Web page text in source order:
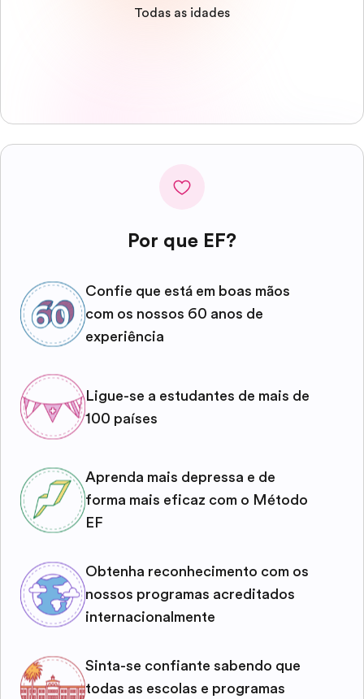
Todas as idades
Por que EF?
Confie que está em boas mãos
com os nossos 60 anos de
experiência
Ligue-se a estudantes de mais de
100 países
Aprenda mais depressa e de
forma mais eficaz com o Método
EF
Obtenha reconhecimento com os
nossos programas acreditados
internacionalmente
Sinta-se confiante sabendo que
todas as escolas e programas